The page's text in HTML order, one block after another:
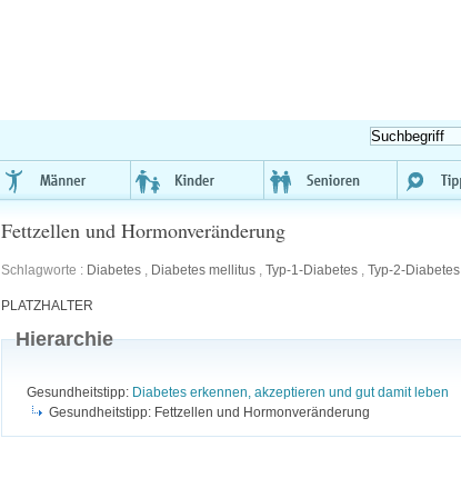
Fettzellen und Hormonveränderung
Schlagworte : Diabetes , Diabetes mellitus , Typ-1-Diabetes , Typ-2-Diabetes
PLATZHALTER
Hierarchie
Gesundheitstipp: Diabetes erkennen, akzeptieren und gut damit leben
Gesundheitstipp: Fettzellen und Hormonveränderung